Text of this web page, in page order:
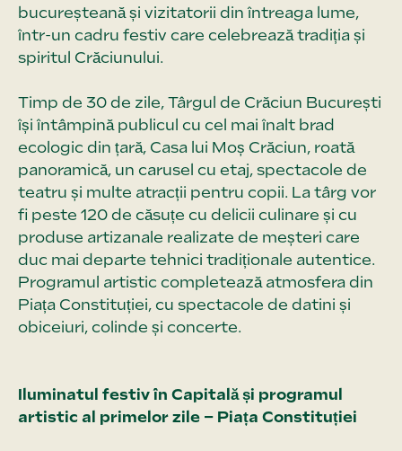
bucureșteană și vizitatorii din întreaga lume,
într-un cadru festiv care celebrează tradiția și
spiritul Crăciunului.
Timp de 30 de zile, Târgul de Crăciun București
își întâmpină publicul cu cel mai înalt brad
ecologic din țară, Casa lui Moș Crăciun, roată
panoramică, un carusel cu etaj, spectacole de
teatru și multe atracții pentru copii. La târg vor
fi peste 120 de căsuțe cu delicii culinare și cu
produse artizanale realizate de meșteri care
duc mai departe tehnici tradiționale autentice.
Programul artistic completează atmosfera din
Piața Constituției, cu spectacole de datini și
obiceiuri, colinde și concerte.
Iluminatul festiv în Capitală și programul
artistic al primelor zile – Piața Constituției